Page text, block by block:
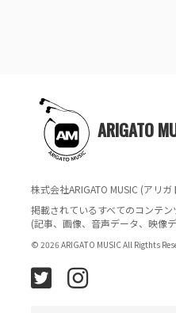
ARIGATO
株式会社ARIGATO MUSIC (アリ
掲載されているすべてのコンテン
(記事、画像、音声データ、映像
© 2026 ARIGATO MUSIC All Rigthts